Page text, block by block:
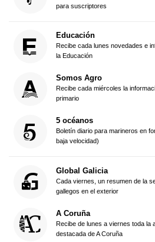
para suscriptores
Educación
Recibe cada lunes novedades e
la Educación
Somos Agro
Recibe cada miércoles la
primario
5 océanos
Boletín diario para marineros en
baja velocidad)
Global Galicia
Cada viernes, un resumen de la
gallegos en el exterior
A Coruña
Recibe de lunes a viernes toda la
destacada de A Coruña